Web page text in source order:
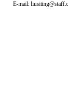
E-mail: